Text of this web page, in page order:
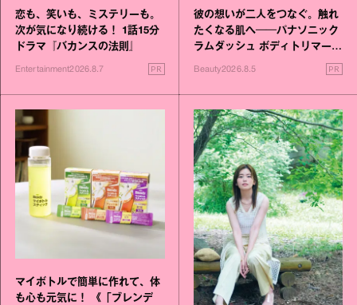
恋も、笑いも、ミステリーも。
次が気になり続ける！ 1話15分
ドラマ『バカンスの法則』
Entertainment2026.8.7 PR
彼の想いが二人をつなぐ。触れ
たくなる肌へ──パナソニック
ラムダッシュ ボディトリマーが
Beauty2026.8.5 PR
マイボトルで簡単に作れて、体
も心も元気に！ 《「ブレンデ